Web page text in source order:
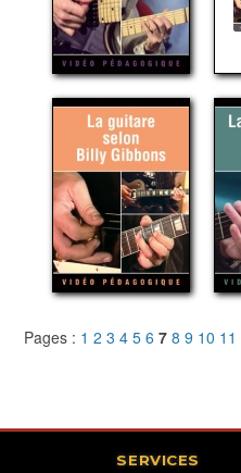
Pages : 1 2 3 4 5 6 7 8 9 10 11
SERVICES